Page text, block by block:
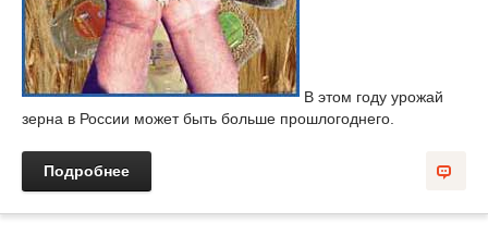
В этом году урожай
зерна в России может быть больше прошлогоднего.
Подробнее